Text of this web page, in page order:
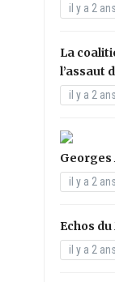
il y a 2 ans
La
l’assaut
il y a 2 ans
Georges
il y a 2 ans
Echos
il y a 2 ans